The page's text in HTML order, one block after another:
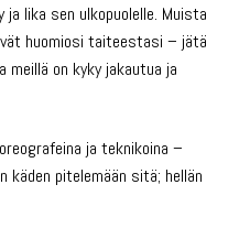
lika sen ulkopuolelle. Muista
huomiosi taiteestasi – jätä
meillä on kyky jakautua ja
ja teknikoina –
käden pitelemään sitä; hellän